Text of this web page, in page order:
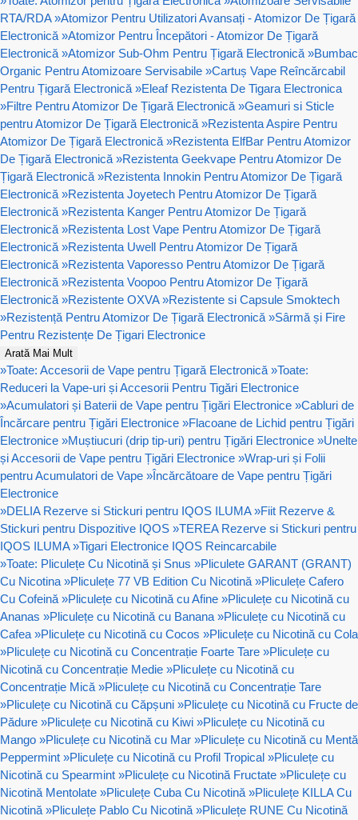
RTA/RDA »Atomizor Pentru Utilizatori Avansați - Atomizor De Țigară
Electronică »Atomizor Pentru Începători - Atomizor De Țigară
Electronică »Atomizor Sub-Ohm Pentru Țigară Electronică »Bumbac
Organic Pentru Atomizoare Servisabile »Cartuș Vape Reîncărcabil
Pentru Țigară Electronică »Eleaf Rezistenta De Tigara Electronica
»Filtre Pentru Atomizor De Țigară Electronică »Geamuri si Sticle
pentru Atomizor De Țigară Electronică »Rezistenta Aspire Pentru
Atomizor De Țigară Electronică »Rezistenta ElfBar Pentru Atomizor
De Țigară Electronică »Rezistenta Geekvape Pentru Atomizor De
Țigară Electronică »Rezistenta Innokin Pentru Atomizor De Țigară
Electronică »Rezistenta Joyetech Pentru Atomizor De Țigară
Electronică »Rezistenta Kanger Pentru Atomizor De Țigară
Electronică »Rezistenta Lost Vape Pentru Atomizor De Țigară
Electronică »Rezistenta Uwell Pentru Atomizor De Țigară
Electronică »Rezistenta Vaporesso Pentru Atomizor De Țigară
Electronică »Rezistenta Voopoo Pentru Atomizor De Țigară
Electronică »Rezistente OXVA »Rezistente si Capsule Smoktech
»Rezistență Pentru Atomizor De Țigară Electronică »Sârmă și Fire
Pentru Rezistențe De Țigari Electronice
Arată Mai Mult
»Toate: Accesorii de Vape pentru Țigară Electronică »Toate:
Reduceri la Vape-uri și Accesorii Pentru Tigări Electronice
»Acumulatori și Baterii de Vape pentru Țigări Electronice »Cabluri de
Încărcare pentru Țigări Electronice »Flacoane de Lichid pentru Țigări
Electronice »Muștiucuri (drip tip-uri) pentru Țigări Electronice »Unelte
și Accesorii de Vape pentru Țigări Electronice »Wrap-uri și Folii
pentru Acumulatori de Vape »Încărcătoare de Vape pentru Țigări
Electronice
»DELIA Rezerve si Stickuri pentru IQOS ILUMA »Fiit Rezerve &
Stickuri pentru Dispozitive IQOS »TEREA Rezerve si Stickuri pentru
IQOS ILUMA »Tigari Electronice IQOS Reincarcabile
»Toate: Pliculețe Cu Nicotină și Snus »Pliculete GARANT (GRANT)
Cu Nicotina »Pliculețe 77 VB Edition Cu Nicotină »Pliculețe Cafero
Cu Cofeină »Pliculețe cu Nicotină cu Afine »Pliculețe cu Nicotină cu
Ananas »Pliculețe cu Nicotină cu Banana »Pliculețe cu Nicotină cu
Cafea »Pliculețe cu Nicotină cu Cocos »Pliculețe cu Nicotină cu Cola
»Pliculețe cu Nicotină cu Concentrație Foarte Tare »Pliculețe cu
Nicotină cu Concentrație Medie »Pliculețe cu Nicotină cu
Concentrație Mică »Pliculețe cu Nicotină cu Concentrație Tare
»Pliculețe cu Nicotină cu Căpșuni »Pliculețe cu Nicotină cu Fructe de
Pădure »Pliculețe cu Nicotină cu Kiwi »Pliculețe cu Nicotină cu
Mango »Pliculețe cu Nicotină cu Mar »Pliculețe cu Nicotină cu Mentă
Peppermint »Pliculețe cu Nicotină cu Profil Tropical »Pliculețe cu
Nicotină cu Spearmint »Pliculețe cu Nicotină Fructate »Pliculețe cu
Nicotină Mentolate »Pliculețe Cuba Cu Nicotină »Pliculețe KILLA Cu
Nicotină »Pliculețe Pablo Cu Nicotină »Pliculețe RUNE Cu Nicotină